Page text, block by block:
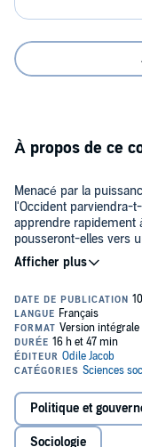
À propos de ce
Menacé par la
l'Occident parviendra-
apprendre rapidement
pousseront-elles vers
ceux que nous avons
Huntington, les
que les barrières
entre les blocs
civilisations...
contemporain et les
Samuel P. Huntington
dirige le John M. Olin
auprès du Conseil
revue Foreign Policy.
©1997 Odile Jacob
Politique et
Sociologie